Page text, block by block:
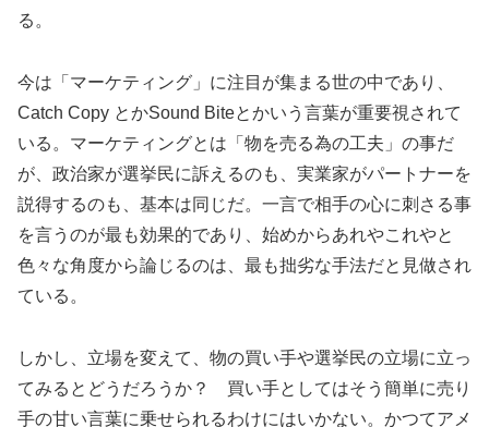
る。
今は「マーケティング」に注目が集まる世の中であり、
Catch Copy とかSound Biteとかいう言葉が重要視されて
いる。マーケティングとは「物を売る為の工夫」の事だ
が、政治家が選挙民に訴えるのも、実業家がパートナーを
説得するのも、基本は同じだ。一言で相手の心に刺さる事
を言うのが最も効果的であり、始めからあれやこれやと
色々な角度から論じるのは、最も拙劣な手法だと見做され
ている。
しかし、立場を変えて、物の買い手や選挙民の立場に立っ
てみるとどうだろうか？ 買い手としてはそう簡単に売り
手の甘い言葉に乗せられるわけにはいかない。かつてアメ